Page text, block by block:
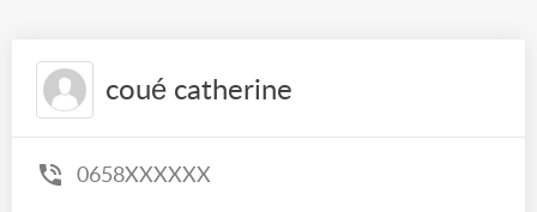
coué catherine
0658XXXXXX